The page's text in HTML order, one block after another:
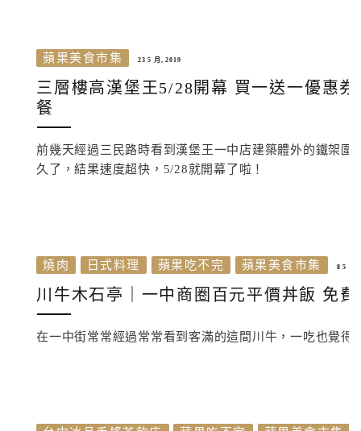
蘋果美食市集 23 5 月, 2019
三層樓高漢堡王5/28開幕 買一送一優惠
餐
前幾天經過三民路時看到漢堡王一中店建築體外的鐵架
久了，結果速度超快，5/28就開幕了啦！
燒肉 日式料理 蘋果吃不完 蘋果美食市集 8 5 月,
川牛木石亭｜一中商圈百元平價丼飯 免
在一中街常常經過常常看到客滿的這間川牛，一吃也覺